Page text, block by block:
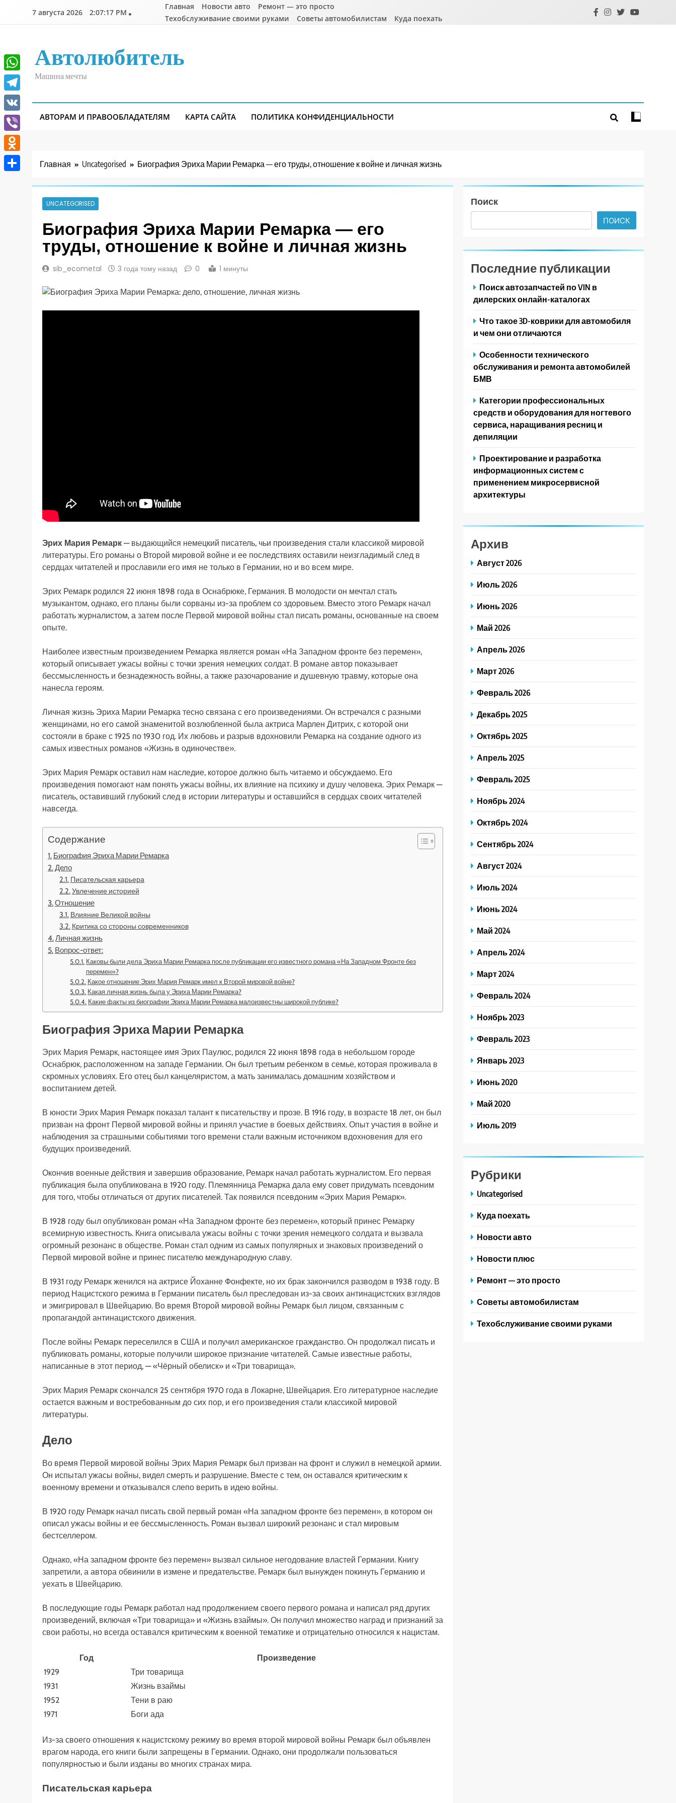
7 августа 2026 2:07:17 PM
Главная Новости авто
Ремонт — это просто
Техобслуживание своими руками
Советы автомобилистам Куда поехать
Автолюбитель
Машина мечты
АВТОРАМ И ПРАВООБЛАДАТЕЛЯМ КАРТА САЙТА ПОЛИТИКА КОНФИДЕНЦИАЛЬНОСТИ
Главная Uncategorised Биография Эриха Марии Ремарка — его труды, отношение к войне и личная жизнь
UNCATEGORISED
Биография Эриха Марии Ремарка — его
труды, отношение к войне и личная жизнь
sib_ecometal 3 года тому назад 0 1 минуты
Эрих Мария Ремарк — выдающийся немецкий писатель, чьи произведения стали классикой мировой
литературы. Его романы о Второй мировой войне и ее последствиях оставили неизгладимый след в
сердцах читателей и прославили его имя не только в Германии, но и во всем мире.
Эрих Ремарк родился 22 июня 1898 года в Оснабрюке, Германия. В молодости он мечтал стать
музыкантом, однако, его планы были сорваны из-за проблем со здоровьем. Вместо этого Ремарк начал
работать журналистом, а затем после Первой мировой войны стал писать романы, основанные на своем
опыте.
Наиболее известным произведением Ремарка является роман «На Западном фронте без перемен»,
который описывает ужасы войны с точки зрения немецких солдат. В романе автор показывает
бессмысленность и безнадежность войны, а также разочарование и душевную травму, которые она
нанесла героям.
Личная жизнь Эриха Марии Ремарка тесно связана с его произведениями. Он встречался с разными
женщинами, но его самой знаменитой возлюбленной была актриса Марлен Дитрих, с которой они
состояли в браке с 1925 по 1930 год. Их любовь и разрыв вдохновили Ремарка на создание одного из
самых известных романов «Жизнь в одиночестве».
Эрих Мария Ремарк оставил нам наследие, которое должно быть читаемо и обсуждаемо. Его
произведения помогают нам понять ужасы войны, их влияние на психику и душу человека. Эрих Ремарк —
писатель, оставивший глубокий след в истории литературы и оставшийся в сердцах своих читателей
навсегда.
Содержание
Биография Эриха Марии Ремарка
Дело
Писательская карьера
Увлечение историей
Отношение
Влияние Великой войны
Критика со стороны современников
Личная жизнь
Вопрос-ответ:
Каковы были дела Эриха Марии Ремарка после публикации его известного романа «На Западном Фронте без
перемен»?
Какое отношение Эрих Мария Ремарк имел к Второй мировой войне?
Какая личная жизнь была у Эриха Марии Ремарка?
Какие факты из биографии Эриха Марии Ремарка малоизвестны широкой публике?
Биография Эриха Марии Ремарка
Эрих Мария Ремарк, настоящее имя Эрих Паулюс, родился 22 июня 1898 года в небольшом городе
Оснабрюк, расположенном на западе Германии. Он был третьим ребенком в семье, которая проживала в
скромных условиях. Его отец был канцеляристом, а мать занималась домашним хозяйством и
воспитанием детей.
В юности Эрих Мария Ремарк показал талант к писательству и прозе. В 1916 году, в возрасте 18 лет, он был
призван на фронт Первой мировой войны и принял участие в боевых действиях. Опыт участия в войне и
наблюдения за страшными событиями того времени стали важным источником вдохновения для его
будущих произведений.
Окончив военные действия и завершив образование, Ремарк начал работать журналистом. Его первая
публикация была опубликована в 1920 году. Племянница Ремарка дала ему совет придумать псевдоним
для того, чтобы отличаться от других писателей. Так появился псевдоним «Эрих Мария Ремарк».
В 1928 году был опубликован роман «На Западном фронте без перемен», который принес Ремарку
всемирную известность. Книга описывала ужасы войны с точки зрения немецкого солдата и вызвала
огромный резонанс в обществе. Роман стал одним из самых популярных и знаковых произведений о
Первой мировой войне и принес писателю международную славу.
В 1931 году Ремарк женился на актрисе Йоханне Фонфекте, но их брак закончился разводом в 1938 году. В
период Нацистского режима в Германии писатель был преследован из-за своих антинацистских взглядов
и эмигрировал в Швейцарию. Во время Второй мировой войны Ремарк был лицом, связанным с
пропагандой антинацистского движения.
После войны Ремарк переселился в США и получил американское гражданство. Он продолжал писать и
публиковать романы, которые получили широкое признание читателей. Самые известные работы,
написанные в этот период, — «Чёрный обелиск» и «Три товарища».
Эрих Мария Ремарк скончался 25 сентября 1970 года в Локарне, Швейцария. Его литературное наследие
остается важным и востребованным до сих пор, и его произведения стали классикой мировой
литературы.
Дело
Во время Первой мировой войны Эрих Мария Ремарк был призван на фронт и служил в немецкой армии.
Он испытал ужасы войны, видел смерть и разрушение. Вместе с тем, он оставался критическим к
военному времени и отказывался слепо верить в идею войны.
В 1920 году Ремарк начал писать свой первый роман «На западном фронте без перемен», в котором он
описал ужасы войны и ее бессмысленность. Роман вызвал широкий резонанс и стал мировым
бестселлером.
Однако, «На западном фронте без перемен» вызвал сильное негодование властей Германии. Книгу
запретили, а автора обвинили в измене и предательстве. Ремарк был вынужден покинуть Германию и
уехать в Швейцарию.
В последующие годы Ремарк работал над продолжением своего первого романа и написал ряд других
произведений, включая «Три товарища» и «Жизнь взаймы». Он получил множество наград и признаний за
свои работы, но всегда оставался критическим к военной тематике и отрицательно относился к нацистам.
Год
Произведение
1929
Три товарища
1931
Жизнь взаймы
1952
Тени в раю
1971
Боги ада
Из-за своего отношения к нацистскому режиму во время второй мировой войны Ремарк был объявлен
врагом народа, его книги были запрещены в Германии. Однако, они продолжали пользоваться
популярностью и были изданы во многих странах мира.
Писательская карьера
Поиск
ПОИСК
Последние публикации
Поиск автозапчастей по VIN в
дилерских онлайн-каталогах
Что такое 3D-коврики для автомобиля
и чем они отличаются
Особенности технического
обслуживания и ремонта автомобилей
БМВ
Категории профессиональных
средств и оборудования для ногтевого
сервиса, наращивания ресниц и
депиляции
Проектирование и разработка
информационных систем с
применением микросервисной
архитектуры
Архив
Август 2026
Июль 2026
Июнь 2026
Май 2026
Апрель 2026
Март 2026
Февраль 2026
Декабрь 2025
Октябрь 2025
Апрель 2025
Февраль 2025
Ноябрь 2024
Октябрь 2024
Сентябрь 2024
Август 2024
Июль 2024
Июнь 2024
Май 2024
Апрель 2024
Март 2024
Февраль 2024
Ноябрь 2023
Февраль 2023
Январь 2023
Июнь 2020
Май 2020
Июль 2019
Рубрики
Uncategorised
Куда поехать
Новости авто
Новости плюс
Ремонт — это просто
Советы автомобилистам
Техобслуживание своими руками
WhatsApp
Telegram
VK
Viber
Odnoklassniki